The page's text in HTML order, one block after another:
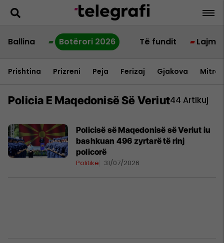
Ballina Botërori 2026 Të fundit Lajme
Prishtina Prizreni Peja Ferizaj Gjakova
Policia E Maqedonisë Së Veriut44 Artikuj
Policisë së Maqedonisë së Veriut iu
bashkuan 496 zyrtarë të rinj
policorë
Politikë 31/07/2026